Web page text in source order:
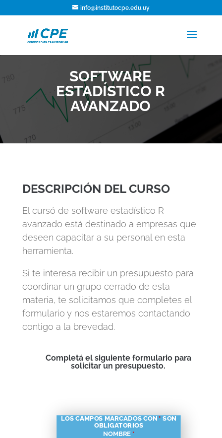
info@institutocpe.edu.uy
SOFTWARE
ESTADÍSTICO R
AVANZADO
DESCRIPCIÓN DEL CURSO
El cursó de software estadístico R
avanzado está destinado a empresas que
deseen capacitar a su personal en esta
herramienta.
Si te interesa recibir un presupuesto para
coordinar un grupo cerrado de esta
materia, te solicitamos que completes el
formulario y nos estaremos contactando
contigo a la brevedad.
Completá el siguiente formulario para
solicitar un presupuesto.
LOS CAMPOS MARCADOS CON* SON
OBLIGATORIOS
NOMBRE *